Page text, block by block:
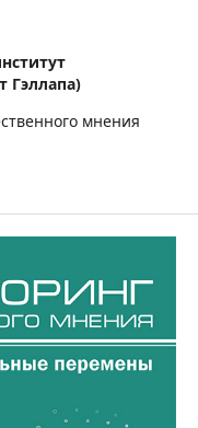
Гэллапа)
мнения